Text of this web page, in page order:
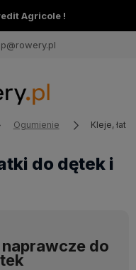
Agricole !
Ogumienie Kleje,
do dętek i
do